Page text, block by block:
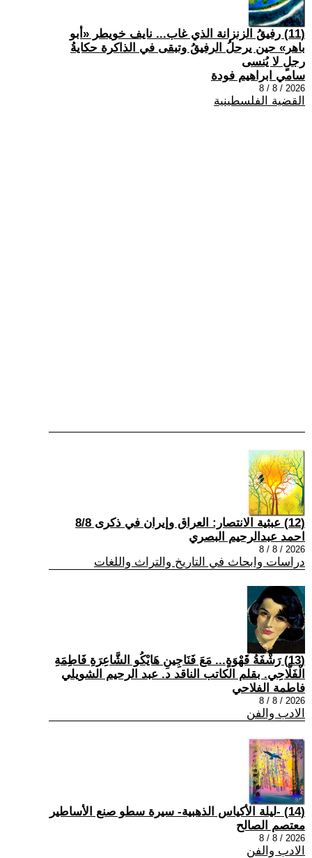
(11) رفيقُ الزنزانة الذي غاب... نايف خويطر «أبو
باهر» حين يرحلُ الرفيقُ وتبقى في الذاكرة حكايةُ
رجلٍ لا يُنسى
سامي ابراهيم فودة
2026 / 8 / 8
القضية الفلسطينية
(12) عبثية الانتصار: العراق وإيران في ذكرى 8/8
احمد عبدالرحيم البصري
2026 / 8 / 8
دراسات وابحاث في التاريخ والتراث واللغات
(13) رَشْفَةُ قَهْوَةٍ... مَعَ فَنَاجِينِ هَايْكُو الشَّاعِرَةِ فَاطِمَةِ
الْفَلَّاحِي. بقلم الكاتب الناقد د. عبد الرحيم الشويلي
فاطمة الفلاحي
2026 / 8 / 8
الادب والفن
(14) -ليلة الأكياس الذهبية- سيرة سطو صنع الأساطير
معتصم الصالح
2026 / 8 / 8
الادب والفن